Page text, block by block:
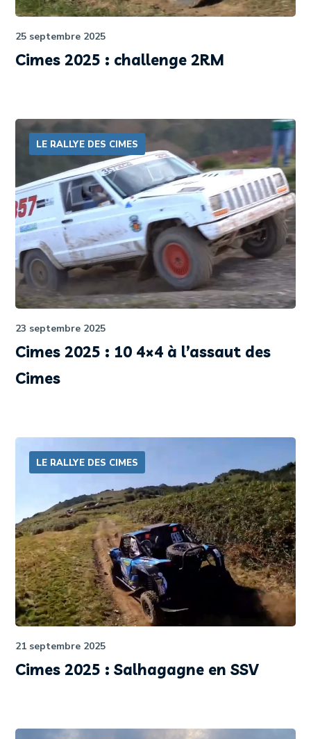
25 septembre 2025
Cimes 2025 : challenge 2RM
LE RALLYE DES CIMES
23 septembre 2025
Cimes 2025 : 10 4×4 à l’assaut des
Cimes
LE RALLYE DES CIMES
21 septembre 2025
Cimes 2025 : Salhagagne en SSV